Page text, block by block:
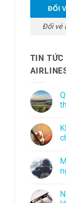
Đổi vé
TIN TỨC